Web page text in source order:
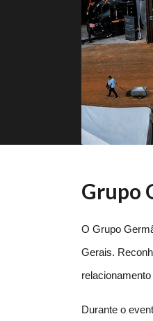
Grupo
O Grupo
Gerais.
Durante o